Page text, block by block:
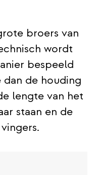
broers van
wordt
bespeeld
dan de houding
lengte van het
staan en de